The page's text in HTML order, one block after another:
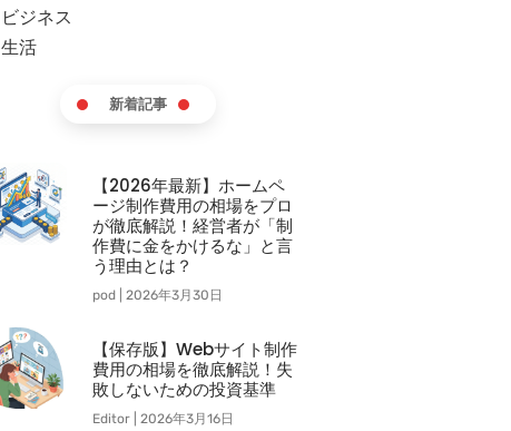
ビジネス
生活
新着記事
【2026年最新】ホームペ
ージ制作費用の相場をプロ
が徹底解説！経営者が「制
作費に金をかけるな」と言
う理由とは？
pod 2026年3月30日
【保存版】Webサイト制作
費用の相場を徹底解説！失
敗しないための投資基準
Editor 2026年3月16日